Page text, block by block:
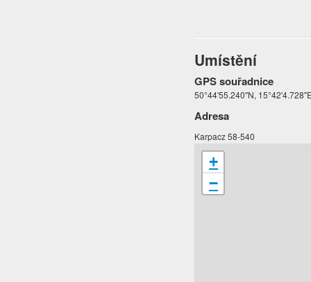
Umístění
GPS souřadnice
50°44'55.240"N,
Adresa
Karpacz 58-540
+
−